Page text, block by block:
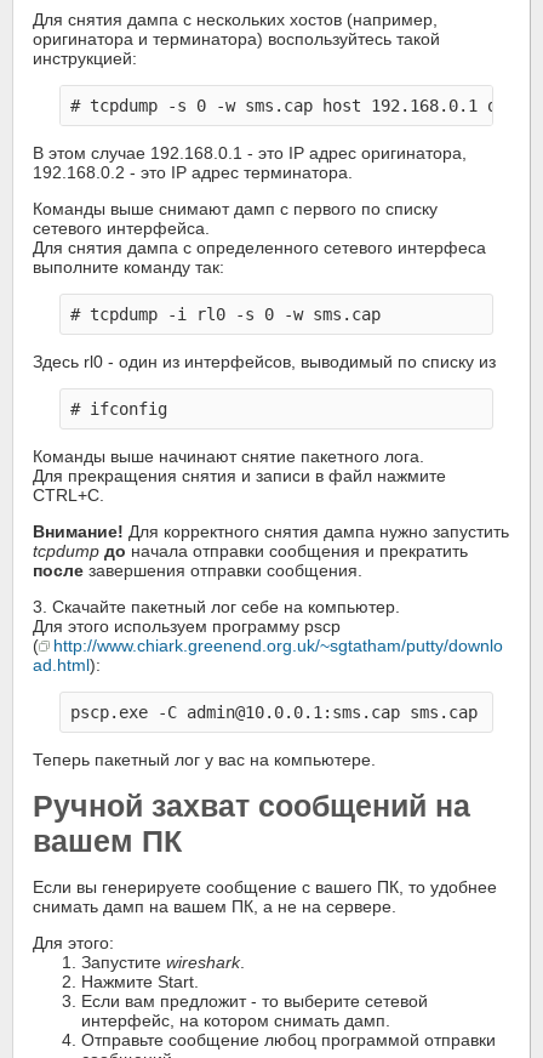
Для снятия дампа с нескольких хостов (например,
оригинатора и терминатора) воспользуйтесь такой
инструкцией:
В этом случае 192.168.0.1 - это IP адрес оригинатора,
192.168.0.2 - это IP адрес терминатора.
Команды выше снимают дамп с первого по списку
сетевого интерфейса.
Для снятия дампа с определенного сетевого интерфеса
выполните команду так:
Здесь rl0 - один из интерфейсов, выводимый по списку из
Команды выше начинают снятие пакетного лога.
Для прекращения снятия и записи в файл нажмите
CTRL+C.
Внимание! Для корректного снятия дампа нужно запустить
tcpdump до начала отправки сообщения и прекратить
после завершения отправки сообщения.
3. Скачайте пакетный лог себе на компьютер.
Для этого используем программу pscp
(
http://www.chiark.greenend.org.uk/~sgtatham/putty/downlo
ad.html):
Теперь пакетный лог у вас на компьютере.
Ручной захват сообщений на
вашем ПК
Если вы генерируете сообщение с вашего ПК, то удобнее
снимать дамп на вашем ПК, а не на сервере.
Для этого:
Запустите wireshark.
Нажмите Start.
Если вам предложит - то выберите сетевой
интерфейс, на котором снимать дамп.
Отправьте сообщение любоц программой отправки